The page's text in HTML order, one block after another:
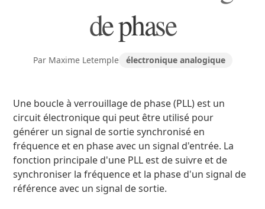
de phase
Par Maxime Letemple électronique analogique
Une boucle à verrouillage de phase (PLL) est un
circuit électronique qui peut être utilisé pour
générer un signal de sortie synchronisé en
fréquence et en phase avec un signal d'entrée. La
fonction principale d'une PLL est de suivre et de
synchroniser la fréquence et la phase d'un signal de
référence avec un signal de sortie.